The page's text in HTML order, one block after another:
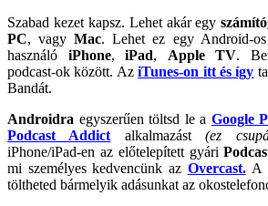
Szabad kezet kapsz. Lehet akár egy
PC, vagyMac. Lehet ez egy Android-
használó iPhone,iPad, Apple TV.
podcast-ok között. AziTunes-on itt és így
Bandát.
Androidra egyszerűen töltsd le a Google
Podcast Addict
alkalmazást (ez
iPhone/iPad-en az előtelepített gyári
mi személyes kedvencünk az Overcast.A
töltheted bármelyik adásunkat az